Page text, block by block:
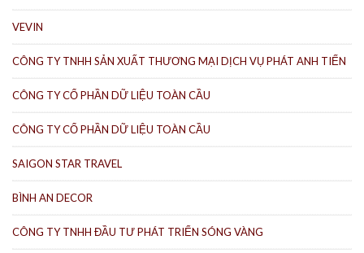
VEVIN
CÔNG TY TNHH SẢN XUẤT THƯƠNG MẠI DỊCH VỤ PHÁT ANH TIẾN
CÔNG TY CỔ PHẦN DỮ LIỆU TOÀN CẦU
CÔNG TY CỔ PHẦN DỮ LIỆU TOÀN CẦU
SAIGON STAR TRAVEL
BÌNH AN DECOR
CÔNG TY TNHH ĐẦU TƯ PHÁT TRIỂN SÓNG VÀNG